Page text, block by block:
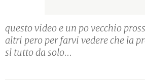
questo video e un po vecchio
altri pero per farvi vedere che la
sl tutto da solo...